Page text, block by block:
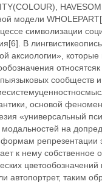
модели
символизации
В
аксиологии»,
относятсяк
сообществ
основой
‬«универсальный
на
репрезентации
к нему
автопортрет, таким